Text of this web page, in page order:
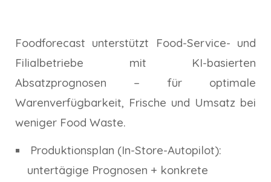
Foodforecast unterstützt Food-Service- und
Filialbetriebe mit KI-basierten
Absatzprognosen – für optimale
Warenverfügbarkeit, Frische und Umsatz bei
weniger Food Waste.
Produktionsplan (In-Store-Autopilot):
untertägige Prognosen + konkrete